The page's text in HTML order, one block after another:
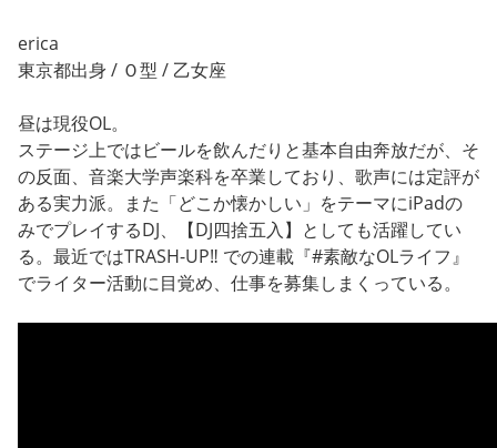
erica
東京都出身 / Ｏ型 / 乙女座
昼は現役OL。
ステージ上ではビールを飲んだりと基本自由奔放だが、そ
の反面、音楽大学声楽科を卒業しており、歌声には定評が
ある実力派。また「どこか懐かしい」をテーマにiPadの
みでプレイするDJ、【DJ四捨五入】としても活躍してい
る。最近ではTRASH-UP‼︎ での連載『#素敵なOLライフ』
でライター活動に目覚め、仕事を募集しまくっている。